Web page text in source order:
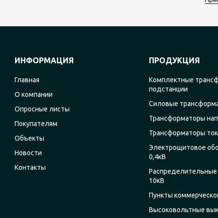
ИНФОРМАЦИЯ
Главная
О компании
Опросные листы
Покупателям
Объекты
Новости
Контакты
ПРОДУКЦИЯ
Комплектные
подстанции
Силовые
Трансформаторы
Трансформаторы
Электрощитовое
0,4кВ
Распределительные
10кВ
Пункты
Высоковольтные